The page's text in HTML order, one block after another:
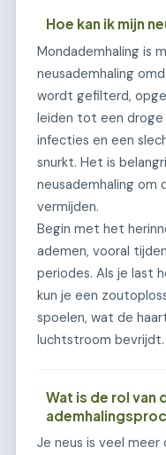
Hoe kan ik mijn
Mondademhaling is
neusademhaling
wordt gefilterd,
leiden tot een droge
infecties en een
snurkt. Het is
neusademhaling
vermijden.
Begin met het
ademen, vooral
periodes. Als je last
kun je een
spoelen, wat de
luchtstroom bevrijdt.
Wat is de rol van
Je neus is veel